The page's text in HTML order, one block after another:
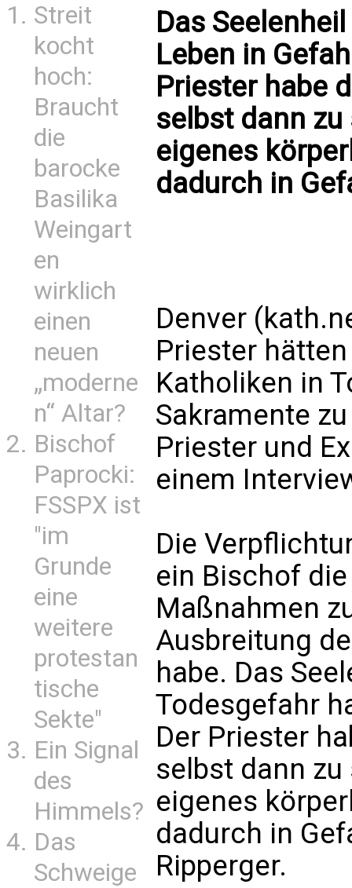
Streit
kocht
hoch:
Braucht
die
barocke
Basilika
Weingart
en
wirklich
einen
neuen
„moderne
n“ Altar?
Bischof
Paprocki:
FSSPX ist
"im
Grunde
eine
weitere
protestan
tische
Sekte"
Ein Signal
des
Himmels?
Das
Schweige
Das
Leben in
Priester habe
selbst dann
eigenes
dadurch in
Denver
Priester
Katholiken in
Sakramente
Priester und
einem
Die
ein Bischof
Maßnahmen
Ausbreitung
habe. Das
Todesgefahr
Der Priester
selbst dann
eigenes
dadurch in
Ripperger.